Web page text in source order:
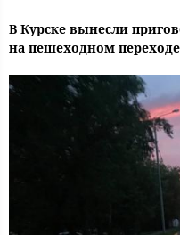
В Курске вынесли
на пешеходном переходе